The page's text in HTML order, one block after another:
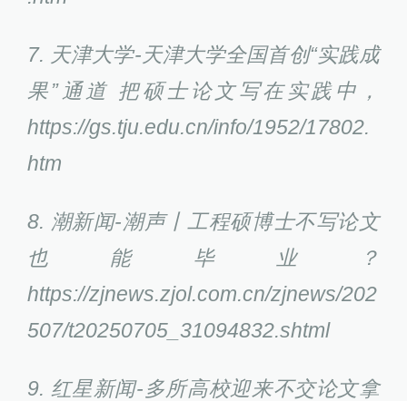
7. 天津大学-天津大学全国首创“实践成
果”通道 把硕士论文写在实践中，
https://gs.tju.edu.cn/info/1952/17802.
htm
8. 潮新闻-潮声丨工程硕博士不写论文
也能毕业？
https://zjnews.zjol.com.cn/zjnews/202
507/t20250705_31094832.shtml
9. 红星新闻-多所高校迎来不交论文拿